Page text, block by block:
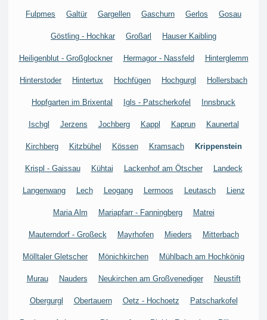
Fulpmes Galtür Gargellen Gaschurn Gerlos Gosau
Göstling - Hochkar Großarl Hauser Kaibling
Heiligenblut - Großglockner Hermagor - Nassfeld Hinterglemm
Hinterstoder Hintertux Hochfügen Hochgurgl Hollersbach
Hopfgarten im Brixental Igls - Patscherkofel Innsbruck
Ischgl Jerzens Jochberg Kappl Kaprun Kaunertal
Kirchberg Kitzbühel Kössen Kramsach Krippenstein
Krispl - Gaissau Kühtai Lackenhof am Ötscher Landeck
Langenwang Lech Leogang Lermoos Leutasch Lienz
Maria Alm Mariapfarr - Fanningberg Matrei
Mauterndorf - Großeck Mayrhofen Mieders Mitterbach
Mölltaler Gletscher Mönichkirchen Mühlbach am Hochkönig
Murau Nauders Neukirchen am Großvenediger Neustift
Obergurgl Obertauern Oetz - Hochoetz Patscharkofel